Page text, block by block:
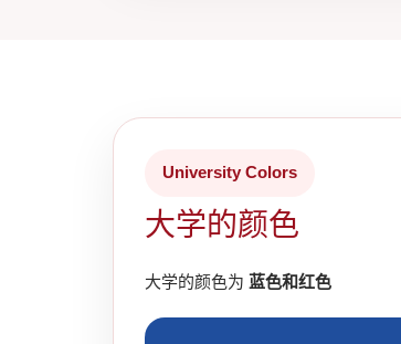
University Colors
大学的颜色
大学的颜色为 蓝色和红色